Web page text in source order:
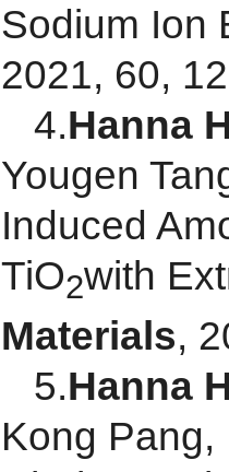
Sodium Ion
2021, 60,
4.Hanna
Yougen
Induced
TiO2with
Materials,
5.Hanna
Kong Pang,